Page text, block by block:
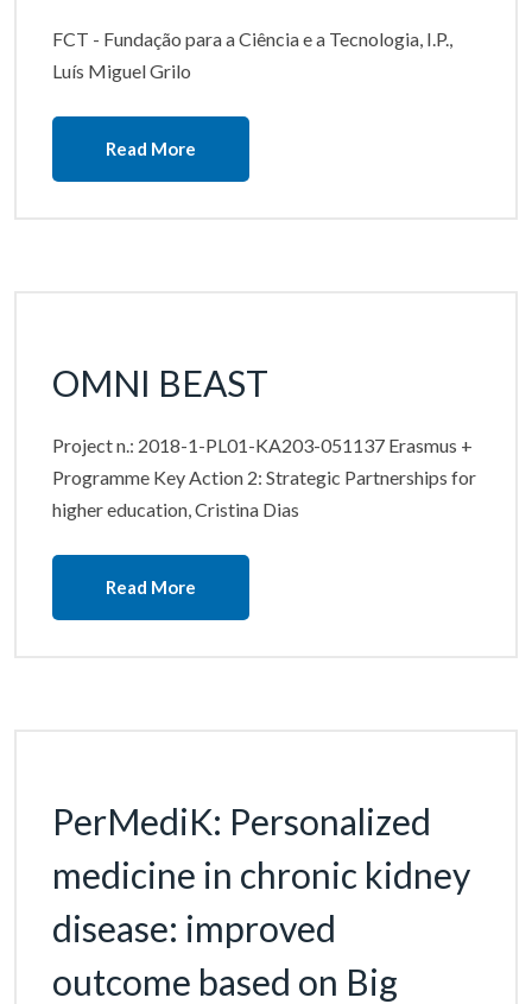
FCT - Fundação para a Ciência e a Tecnologia, I.P.,
Luís Miguel Grilo
Read More
OMNI BEAST
Project n.: 2018-1-PL01-KA203-051137 Erasmus +
Programme Key Action 2: Strategic Partnerships for
higher education, Cristina Dias
Read More
PerMediK: Personalized
medicine in chronic kidney
disease: improved
outcome based on Big